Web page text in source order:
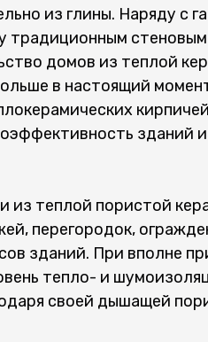
из глины. Наряду с
традиционным
домов из теплой
в настоящий
зданий
из теплой пористой
перегородок,
зданий. При вполне
тепло- и
своей дышащей